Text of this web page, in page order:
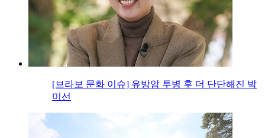
[브라보 문화 이슈] 유방암 투병 후 더 단단해진 박
미선